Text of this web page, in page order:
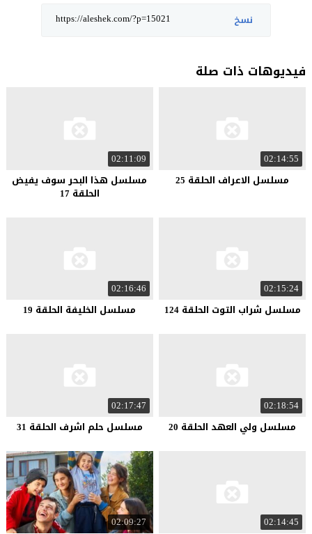
نسخ
فيديوهات ذات صلة
02:14:55
مسلسل الاعراف الحلقة 25
02:11:09
مسلسل هذا البحر سوف يفيض
الحلقة 17
02:15:24
مسلسل شراب التوت الحلقة 124
02:16:46
مسلسل الخليفة الحلقة 19
02:18:54
مسلسل ولي العهد الحلقة 20
02:17:47
مسلسل حلم اشرف الحلقة 31
02:14:45
02:09:27